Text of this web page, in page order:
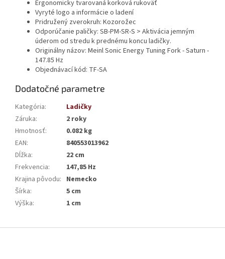
Ergonomicky tvarovaná korková rukoväť
Vyryté logo a informácie o ladení
Pridružený zverokruh: Kozorožec
Odporúčanie paličky: SB-PM-SR-S > Aktivácia jemným
úderom od stredu k prednému koncu ladičky.
Originálny názov: Meinl Sonic Energy Tuning Fork - Saturn -
147.85 Hz
Objednávací kód: TF-SA
Dodatočné parametre
Kategória:
Ladičky
Záruka:
2 roky
Hmotnosť:
0.082 kg
EAN:
840553013962
Dĺžka:
22 cm
Frekvencia:
147,85 Hz
Krajina pôvodu: Nemecko
Šírka:
5 cm
Výška: 1 cm